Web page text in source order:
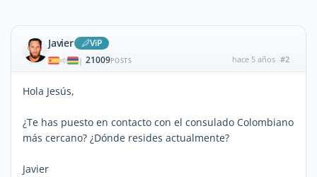
Javier ViP
| 21009POSTS hace 5 años #2
Hola Jesús,
¿Te has puesto en contacto con el consulado Colombiano
más cercano? ¿Dónde resides actualmente?
Javier